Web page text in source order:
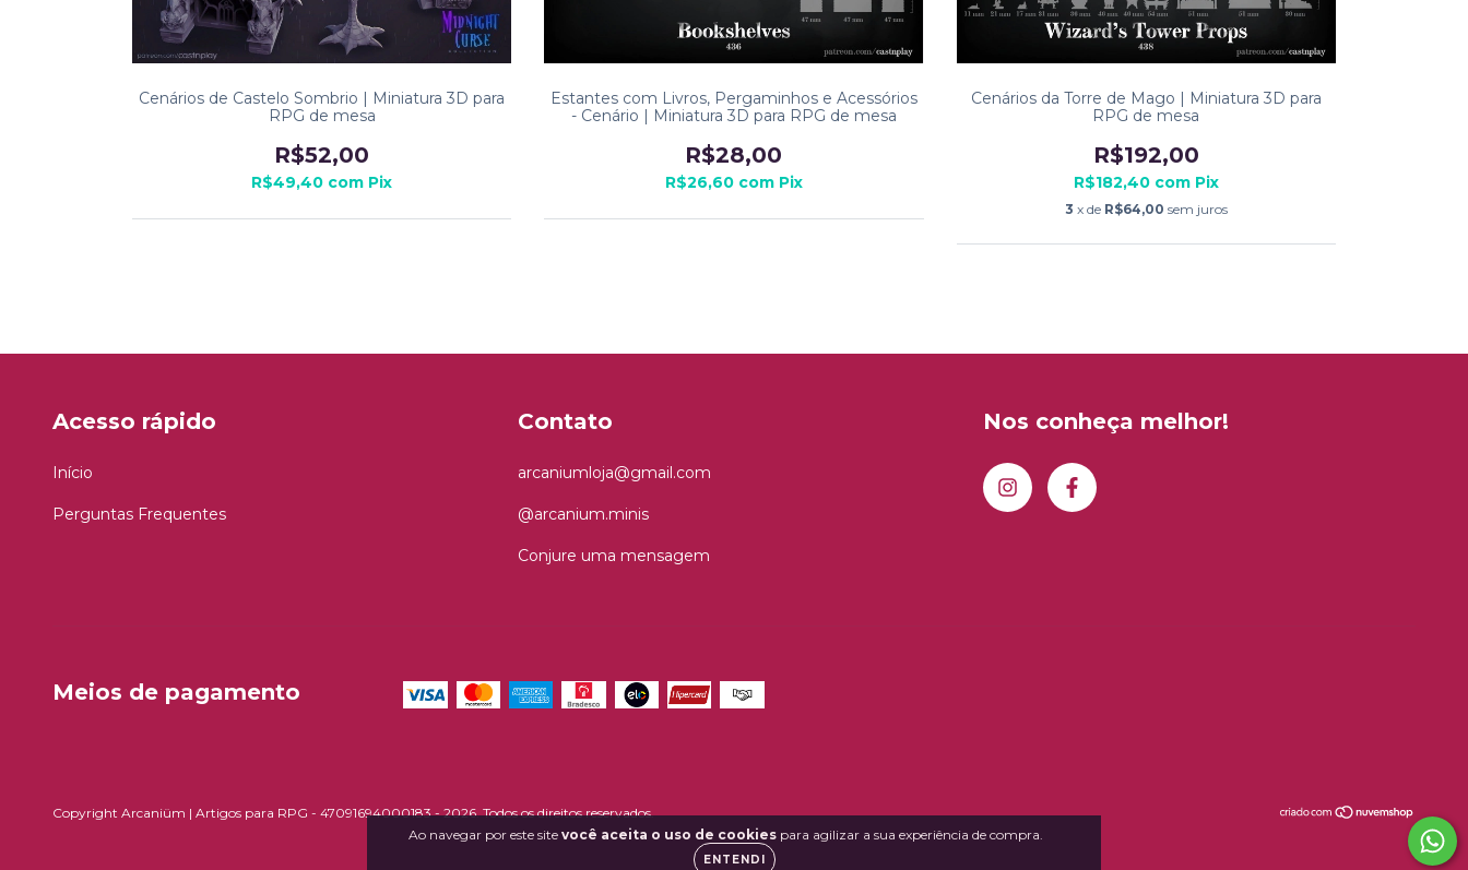
Ao navegar por este site você aceita o uso de cookiespara agilizar a sua experiência de compra.
ENTENDI
Cenários de Castelo Sombrio | Miniatura 3D para
RPG de mesa
R$52,00
R$49,40 com Pix
Estantes com Livros, Pergaminhos e Acessórios
- Cenário | Miniatura 3D para RPG de mesa
R$28,00
R$26,60 com Pix
Cenários da Torre de Mago | Miniatura 3D para
RPG de mesa
R$192,00
R$182,40 com Pix
3 x de R$64,00 sem juros
Acesso rápido
Início
Perguntas Frequentes
Contato
arcaniumloja@gmail.com
@arcanium.minis
Conjure uma mensagem
Nos conheça melhor!
Meios de pagamento
Copyright Arcaniüm | Artigos para RPG - 47091694000183 - 2026. Todos os direitos reservados.